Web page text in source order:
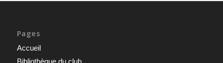
Pages
Accueil